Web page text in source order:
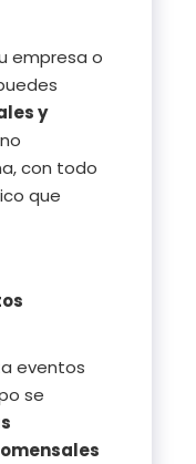
empresa o
y
con todo
que
eventos
se